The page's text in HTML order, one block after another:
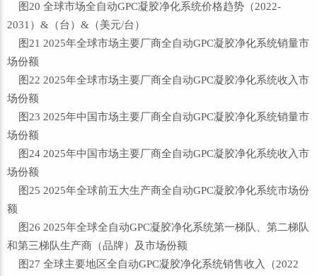
图20 全球市场全自动GPC凝胶净化系统价格趋势（2022-
2031）&（台）&（美元/台）
图21 2025年全球市场主要厂商全自动GPC凝胶净化系统销量市
场份额
图22 2025年全球市场主要厂商全自动GPC凝胶净化系统收入市
场份额
图23 2025年中国市场主要厂商全自动GPC凝胶净化系统销量市
场份额
图24 2025年中国市场主要厂商全自动GPC凝胶净化系统收入市
场份额
图25 2025年全球前五大生产商全自动GPC凝胶净化系统市场份
额
图26 2025年全球全自动GPC凝胶净化系统第一梯队、第二梯队
和第三梯队生产商（品牌）及市场份额
图27 全球主要地区全自动GPC凝胶净化系统销售收入（2022